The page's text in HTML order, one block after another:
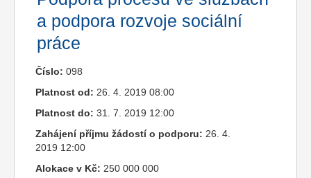
a podpora rozvoje sociální
práce
Číslo: 098
Platnost od: 26. 4. 2019 08:00
Platnost do: 31. 7. 2019 12:00
Zahájení příjmu žádostí o podporu: 26. 4.
2019 12:00
Alokace v Kč: 250 000 000